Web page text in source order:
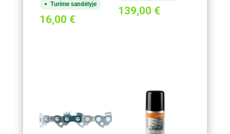
Turime sandėlyje
16,00 €
139,00 €